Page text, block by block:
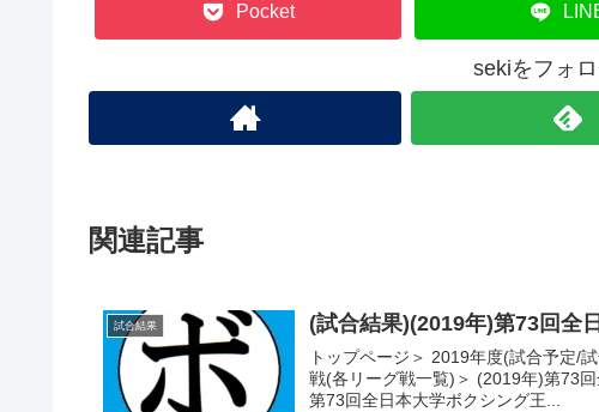
Pocket
sekiをフォ
関連記事
試合結果 (試合結果)(2019年)第73回全
トップページ＞ 2019年度(試合予定/
戦(各リーグ戦一覧)＞ (2019年)第73
第73回全日本大学ボクシング王...